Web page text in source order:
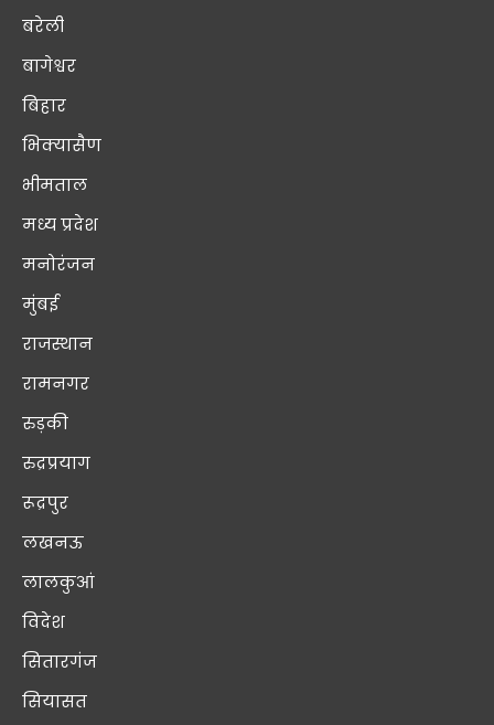
बरेली
बागेश्वर
बिहार
भिक्यासैण
भीमताल
मध्य प्रदेश
मनोरंजन
मुंबई
राजस्थान
रामनगर
रुड़की
रुद्रप्रयाग
रूद्रपुर
लखनऊ
लालकुआं
विदेश
सितारगंज
सियासत